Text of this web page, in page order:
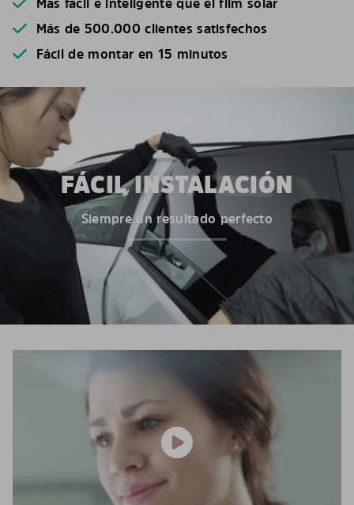
Más de 500.000 clientes satisfechos
Fácil de montar en 15 minutos
FÁCIL INSTALACIÓN
Siempre un resultado perfecto